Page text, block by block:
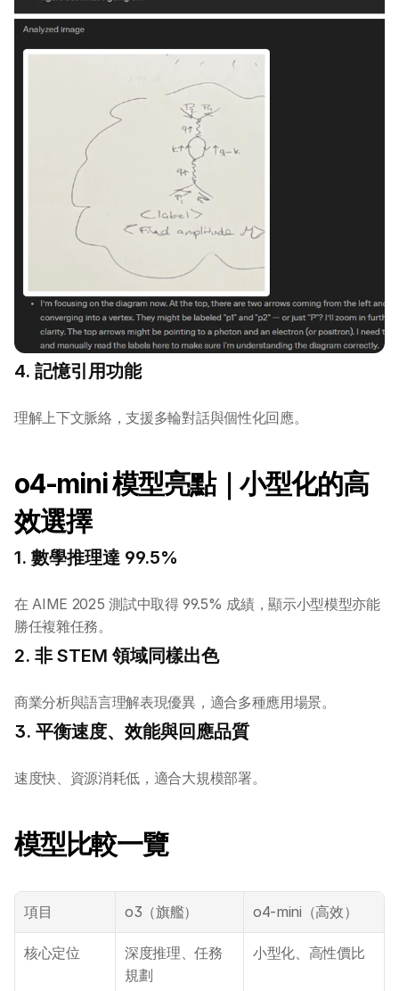
4. 記憶引用功能
理解上下文脈絡，支援多輪對話與個性化回應。
o4-mini 模型亮點｜小型化的高
效選擇
1. 數學推理達 99.5%
在 AIME 2025 測試中取得 99.5% 成績，顯示小型模型亦能
勝任複雜任務。
2. 非 STEM 領域同樣出色
商業分析與語言理解表現優異，適合多種應用場景。
3. 平衡速度、效能與回應品質
速度快、資源消耗低，適合大規模部署。
模型比較一覽
項目 o3（旗艦） o4-mini（高效）
核心定位
深度推理、任務
規劃
小型化、高性價比